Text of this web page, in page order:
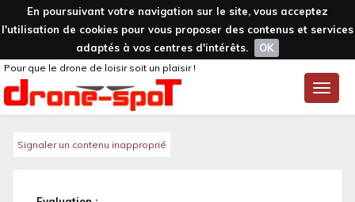
En poursuivant votre navigation sur le site, vous acceptez
l'utilisation de cookies pour vous proposer des contenus et services
adaptés à vos centres d'intérêts.
OK
Toggle
Pour que le drone de loisir soit un plaisir !
Signaler un contenu inapproprié